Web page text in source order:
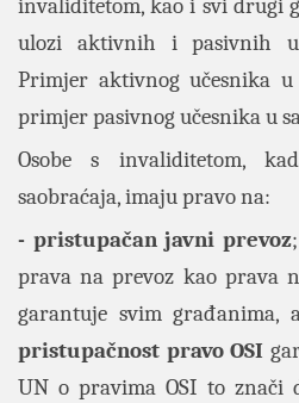
invaliditetom, kao i svi drugi
ulozi aktivnih i pasivnih
Primjer aktivnog učesnika u
primjer pasivnog učesnika u
Osobe s invaliditetom,
saobraćaja, imaju pravo na:
- pristupačan javni prevoz
prava na prevoz kao prava
garantuje svim
pristupačnost pravo OSI
UN o pravima OSI to znači